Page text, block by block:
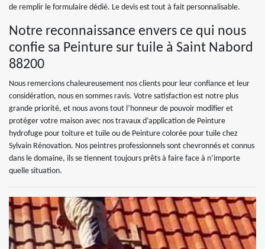
de remplir le formulaire dédié. Le devis est tout à fait personnalisable.
Notre reconnaissance envers ce qui nous
confie sa Peinture sur tuile à Saint Nabord
88200
Nous remercions chaleureusement nos clients pour leur confiance et leur
considération, nous en sommes ravis. Votre satisfaction est notre plus
grande priorité, et nous avons tout l’honneur de pouvoir modifier et
protéger votre maison avec nos travaux d’application de Peinture
hydrofuge pour toiture et tuile ou de Peinture colorée pour tuile chez
Sylvain Rénovation. Nos peintres professionnels sont chevronnés et connus
dans le domaine, ils se tiennent toujours prêts à faire face à n’importe
quelle situation.